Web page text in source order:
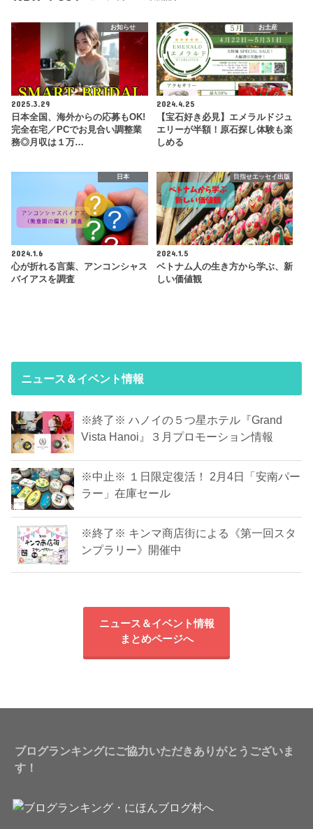
お知らせ
2025.3.29
日本全国、海外からの応募もOK!
完全在宅／PCでお見合い調整業
務◎月収は１万…
お土産
2024.4.25
【宝石好き必見】エメラルドジュ
エリーが半額！原石探し体験も楽
しめる
日本
2024.1.6
心が折れる言葉、アンコンシャス
バイアスを調査
目指せエッセイ出版
2024.1.5
ベトナム人の生き方から学ぶ、新
しい価値観
ニュース＆イベント情報
※終了※ ハノイの５つ星ホテル『Grand
Vista Hanoi』３月プロモーション情報
※中止※ １日限定復活！ 2月4日「安南パー
ラー」在庫セール
※終了※ キンマ商店街による《第一回スタ
ンプラリー》開催中
ニュース＆イベント情報
まとめページへ
ブログランキングにご協力いただきありがとうございま
す！